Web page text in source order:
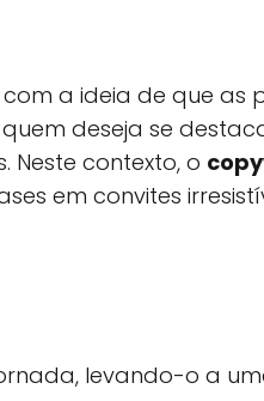
a ideia de que as
deseja se
contexto, o
em convites
levando-o a